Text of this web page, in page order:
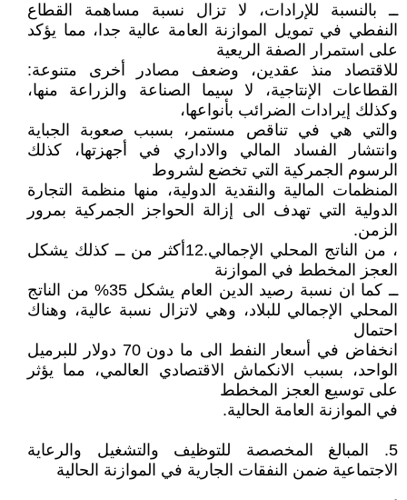
ــ بالنسبة للإرادات، لا تزال نسبة مساهمة القطاع
النفطي في تمويل الموازنة العامة عالية جدا، مما يؤكد
على استمرار الصفة الريعية
للاقتصاد منذ عقدين، وضعف مصادر أخرى متنوعة:
القطاعات الإنتاجية، لا سيما الصناعة والزراعة منها،
وكذلك إيرادات الضرائب بأنواعها،
والتي هي في تناقص مستمر، بسبب صعوبة الجباية
وانتشار الفساد المالي والاداري في أجهزتها، كذلك
الرسوم الجمركية التي تخضع لشروط
المنظمات المالية والنقدية الدولية، منها منظمة التجارة
الدولية التي تهدف الى إزالة الحواجز الجمركية بمرور
الزمن.
، من الناتج المحلي الإجمالي.12أكثر من ــ كذلك يشكل
العجز المخطط في الموازنة
ــ كما ان نسبة رصيد الدين العام يشكل 35% من الناتج
المحلي الإجمالي للبلاد، وهي لاتزال نسبة عالية، وهناك
احتمال
انخفاض في أسعار النفط الى ما دون 70 دولار للبرميل
الواحد، بسبب الانكماش الاقتصادي العالمي، مما يؤثر
على توسيع العجز المخطط
في الموازنة العامة الحالية.
5. المبالغ المخصصة للتوظيف والتشغيل والرعاية
الاجتماعية ضمن النفقات الجارية في الموازنة الحالية